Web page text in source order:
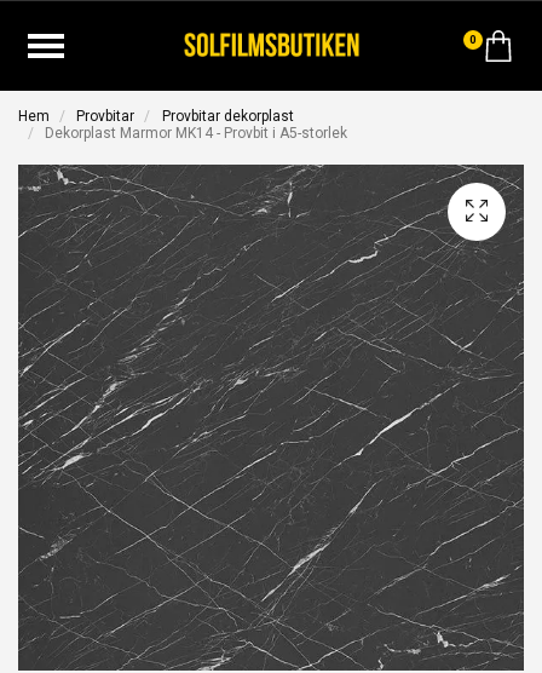
0
Hem Provbitar
Provbitar dekorplast
Dekorplast Marmor MK14 - Provbit i A5-storlek